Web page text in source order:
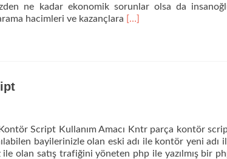
ne kadar ekonomik sorunlar olsa da
hacimleri ve kazançlara Read
Sipariş
Sistemleri
[…]
Script Kullanım Amacı Kntr parça kontör
bayilerinizle olan eski adı ile kontör yeni adı
olan satış trafiğini yöneten php ile yazılmış bir